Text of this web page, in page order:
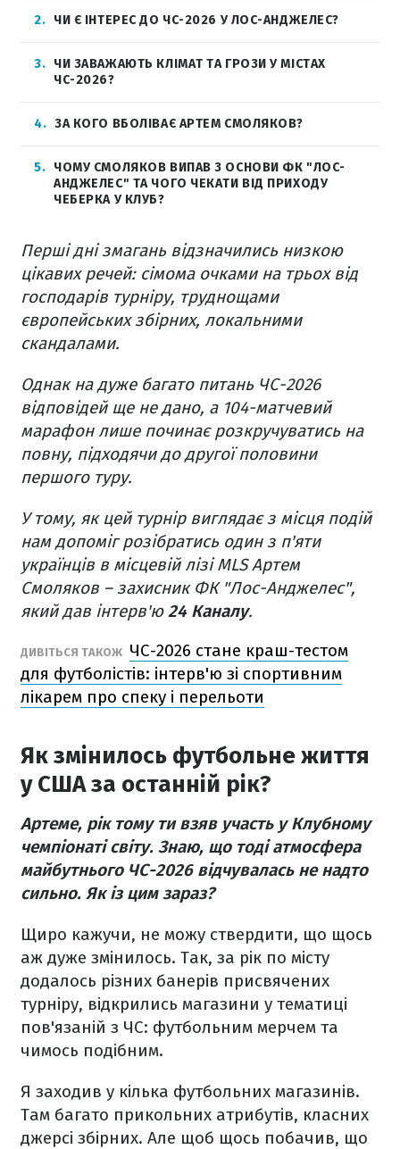
2 ЧИ Є ІНТЕРЕС ДО ЧС-2026 У ЛОС-АНДЖЕЛЕС?
3
ЧИ ЗАВАЖАЮТЬ КЛІМАТ ТА ГРОЗИ У МІСТАХ
ЧС-2026?
4 ЗА КОГО ВБОЛІВАЄ АРТЕМ СМОЛЯКОВ?
5
ЧОМУ СМОЛЯКОВ ВИПАВ З ОСНОВИ ФК "ЛОС-
АНДЖЕЛЕС" ТА ЧОГО ЧЕКАТИ ВІД ПРИХОДУ
ЧЕБЕРКА У КЛУБ?
Перші дні змагань відзначились низкою
цікавих речей: сімома очками на трьох від
господарів турніру, труднощами
європейських збірних, локальними
скандалами.
Однак на дуже багато питань ЧС-2026
відповідей ще не дано, а 104-матчевий
марафон лише починає розкручуватись на
повну, підходячи до другої половини
першого туру.
У тому, як цей турнір виглядає з місця подій
нам допоміг розібратись один з п'яти
українців в місцевій лізі MLS Артем
Смоляков – захисник ФК "Лос-Анджелес",
який дав інтерв'ю24 Каналу.
ДИВІТЬСЯ ТАКОЖ ЧС-2026 стане краш-тестом
для футболістів: інтерв'ю зі спортивним
лікарем про спеку і перельоти
Як змінилось футбольне життя
у США за останній рік?
Артеме, рік тому ти взяв участь у Клубному
чемпіонаті світу. Знаю, що тоді атмосфера
майбутнього ЧС-2026 відчувалась не надто
сильно. Як із цим зараз?
Щиро кажучи, не можу ствердити, що щось
аж дуже змінилось. Так, за рік по місту
додалось різних банерів присвячених
турніру, відкрились магазини у тематиці
пов'язаній з ЧС: футбольним мерчем та
чимось подібним.
Я заходив у кілька футбольних магазинів.
Там багато прикольних атрибутів, класних
джерсі збірних. Але щоб щось побачив, що